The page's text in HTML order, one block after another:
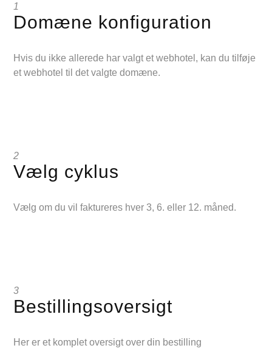
1
Domæne konfiguration
Hvis du ikke allerede har valgt et webhotel, kan du tilføje
et webhotel til det valgte domæne.
2
Vælg cyklus
Vælg om du vil faktureres hver 3, 6. eller 12. måned.
3
Bestillingsoversigt
Her er et komplet oversigt over din bestilling